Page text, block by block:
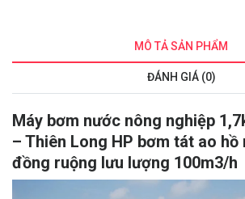
MÔ TẢ SẢN PHẨM
ĐÁNH GIÁ (0)
Máy bơm nước nông nghiệp
– Thiên Long HP bơm tát ao hồ
đồng ruộng lưu lượng 100m3/h